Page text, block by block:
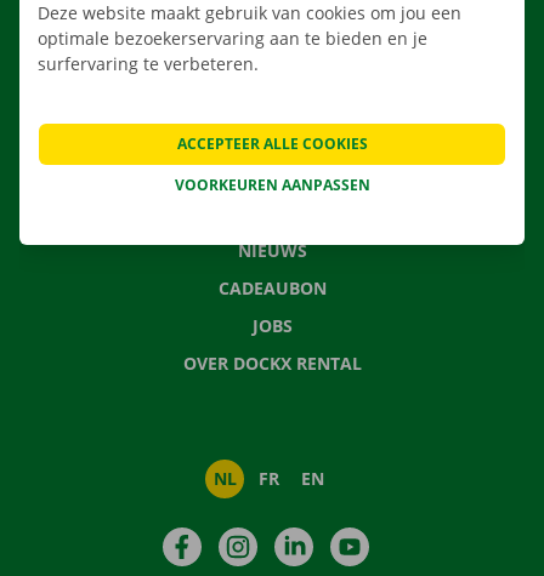
APP
VERHUISOPLOSSINGEN
CONTACTEER ONS
NIEUWS
CADEAUBON
JOBS
OVER DOCKX RENTAL
NL FR EN
FacebookInstagramLinkedIn
Deze website maakt gebruik van cookies om jou een
optimale bezoekerservaring aan te bieden en je
surfervaring te verbeteren.
VOORKEUREN AANPASSEN
ACCEPTEER ALLE COOKIES